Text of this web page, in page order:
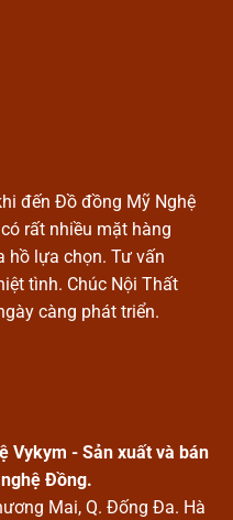
đến Đồ đồng Mỹ Nghệ
rất nhiều mặt hàng
hồ lựa chọn. Tư vấn
tình. Chúc Nội Thất
càng phát triển.
Vykym - Sản xuất và bán
Đồng.
Mai, Q. Đống Đa. Hà